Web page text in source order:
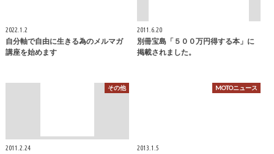
2022.1.2
自分軸で自由に生きる為のメルマガ
講座を始めます
2011.6.20
別冊宝島「５００万円得する本」に
掲載されました。
その他
2011.2.24
MOTOニュース
2013.1.5